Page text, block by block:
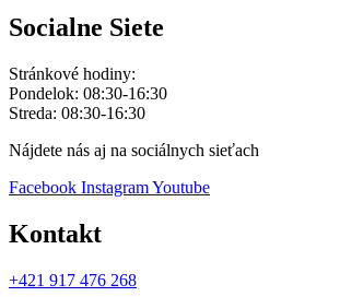
Socialne Siete
Stránkové hodiny:
Pondelok: 08:30-16:30
Streda: 08:30-16:30
Nájdete nás aj na sociálnych sieťach
Facebook InstagramYoutube
Kontakt
+421 917 476 268